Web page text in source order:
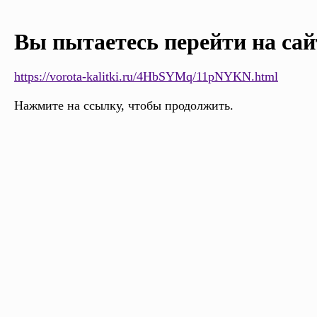
Вы пытаетесь перейти на
https://vorota-kalitki.ru/4HbSYMq/11pNYKN.html
Нажмите на ссылку, чтобы продолжить.